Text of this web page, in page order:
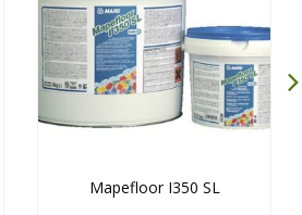
Mapefloor I350 SL